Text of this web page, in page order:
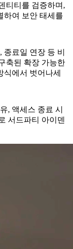
티티를 검증하며,
하여 보안 태세를
료일 연장 등 비
축된 확장 가능한
에서 벗어나세
, 액세스 종료 시
서드파티 아이덴